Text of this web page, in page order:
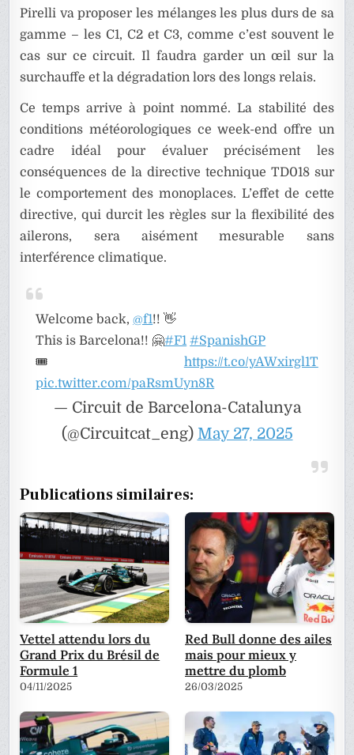
Pirelli va proposer les mélanges les plus durs de sa
gamme – les C1, C2 et C3, comme c’est souvent le
cas sur ce circuit. Il faudra garder un œil sur la
surchauffe et la dégradation lors des longs relais.
Ce temps arrive à point nommé. La stabilité des
conditions météorologiques ce week-end offre un
cadre idéal pour évaluer précisément les
conséquences de la directive technique TD018 sur
le comportement des monoplaces. L’effet de cette
directive, qui durcit les règles sur la flexibilité des
ailerons, sera aisément mesurable sans
interférence climatique.
Welcome back,@f1!! 👋
This is Barcelona!! 🤗#F1 #SpanishGP
🎟️ https://t.co/yAWxirgl1T
pic.twitter.com/paRsmUyn8R
— Circuit de Barcelona-Catalunya
(@Circuitcat_eng) May 27, 2025
Publications similaires:
Vettel attendu lors du
Grand Prix du Brésil de
Formule 1
04/11/2025
Red Bull donne des ailes
mais pour mieux y
mettre du plomb
26/03/2025